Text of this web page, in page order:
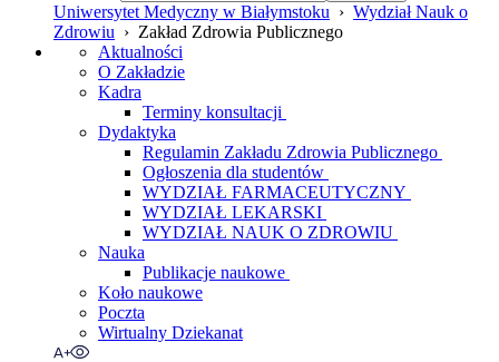
Uniwersytet Medyczny w Białymstoku › Wydział Nauk o
Zdrowiu › Zakład Zdrowia Publicznego
Aktualności
O Zakładzie
Kadra
Terminy konsultacji
Dydaktyka
Regulamin Zakładu Zdrowia Publicznego
Ogłoszenia dla studentów
WYDZIAŁ FARMACEUTYCZNY
WYDZIAŁ LEKARSKI
WYDZIAŁ NAUK O ZDROWIU
Nauka
Publikacje naukowe
Koło naukowe
Poczta
Wirtualny Dziekanat